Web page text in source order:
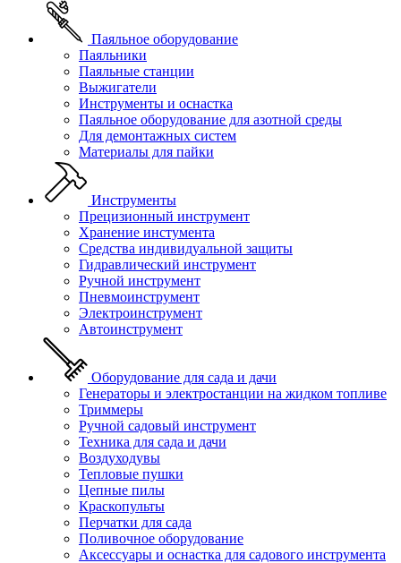
Паяльное оборудование
Паяльники
Паяльные станции
Выжигатели
Инструменты и оснастка
Паяльное оборудование для азотной среды
Для демонтажных систем
Материалы для пайки
Инструменты
Прецизионный инструмент
Хранение инстумента
Средства индивидуальной защиты
Гидравлический инструмент
Ручной инструмент
Пневмоинструмент
Электроинструмент
Автоинструмент
Оборудование для сада и дачи
Генераторы и электростанции на жидком топливе
Триммеры
Ручной садовый инструмент
Техника для сада и дачи
Воздуходувы
Тепловые пушки
Цепные пилы
Краскопульты
Перчатки для сада
Поливочное оборудование
Аксессуары и оснастка для садового инструмента